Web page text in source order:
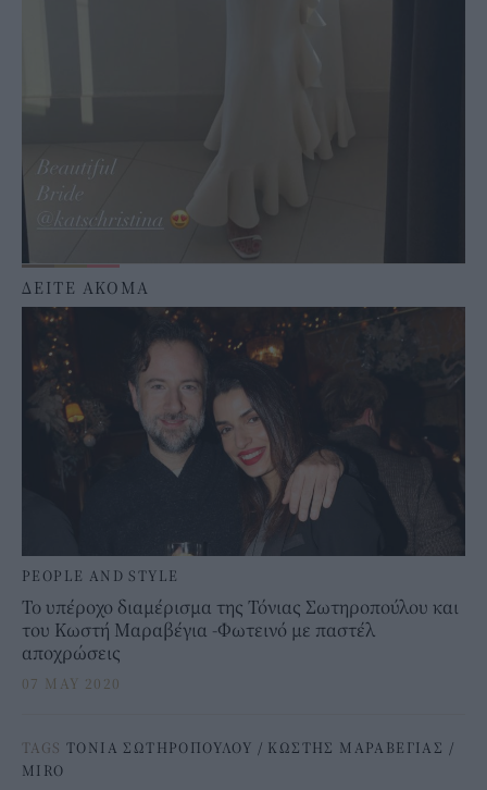
ΔΕΙΤΕ ΑΚΟΜΑ
PEOPLE AND STYLE
To υπέροχο διαμέρισμα της Τόνιας Σωτηροπούλου και
του Κωστή Μαραβέγια -Φωτεινό με παστέλ
αποχρώσεις
07 MAY 2020
TAGS ΤΟΝΙΑ ΣΩΤΗΡΟΠΟΥΛΟΥ / ΚΩΣΤΗΣ ΜΑΡΑΒΕΓΙΑΣ /
MIRO